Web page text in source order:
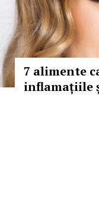
7 alimente
inflamațiile